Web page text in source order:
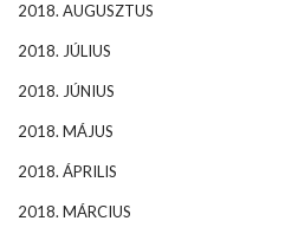
2018. AUGUSZTUS
2018. JÚLIUS
2018. JÚNIUS
2018. MÁJUS
2018. ÁPRILIS
2018. MÁRCIUS